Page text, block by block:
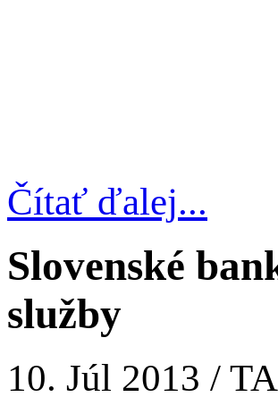
Čítať ďalej...
Slovenské
služby
10. Júl 2013 /